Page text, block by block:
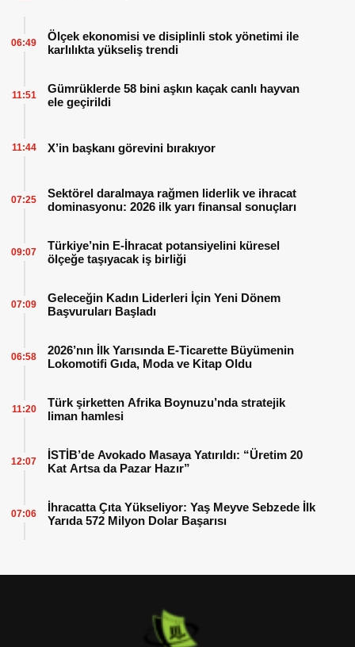
Ölçek ekonomisi ve disiplinli stok yönetimi ile
karlılıkta yükseliş trendi
06:49
Gümrüklerde 58 bini aşkın kaçak canlı hayvan
ele geçirildi
11:51
X’in başkanı görevini bırakıyor
11:44
Sektörel daralmaya rağmen liderlik ve ihracat
dominasyonu: 2026 ilk yarı finansal sonuçları
07:25
Türkiye’nin E-İhracat potansiyelini küresel
ölçeğe taşıyacak iş birliği
09:07
Geleceğin Kadın Liderleri İçin Yeni Dönem
Başvuruları Başladı
07:09
2026’nın İlk Yarısında E-Ticarette Büyümenin
Lokomotifi Gıda, Moda ve Kitap Oldu
06:58
Türk şirketten Afrika Boynuzu’nda stratejik
liman hamlesi
11:20
İSTİB’de Avokado Masaya Yatırıldı: “Üretim 20
Kat Artsa da Pazar Hazır”
12:07
İhracatta Çıta Yükseliyor: Yaş Meyve Sebzede İlk
Yarıda 572 Milyon Dolar Başarısı
07:06